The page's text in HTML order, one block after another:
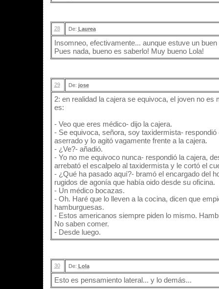
28 De: Laurea
Insomneo, efectivamente... aunque estuve un buen
Pues nada, bueno es saberlo! Muy bueno Lola!
29 De: jose
2: en realidad la cajera se equivoca, el joven no es
es:
- Veo que eres médico- dijo la cajera.
- Se equivoca, señora, soy taxidermista-
aserrado y lo agitó vagamente frente a la cajera.
- ¿Ve?- añadió.
- Yo no me equivoco nunca- respondió la cajera,
arrebató el escalpelo al taxidermista y le cortó el
- ¿Qué ha pasado aquí?- bramó el encargado del
rugidos de agonía que había oido desde su oficina.
- Un médico bocazas.
- Oh. Haré que lo lleven a la cocina, dicen que
hamburguesas.
- Estos americanos siempre piden lo mismo.
No saben comer.
- Desde luego.
30 De: Lola
Esto es pensamiento lateral... y lo demás...